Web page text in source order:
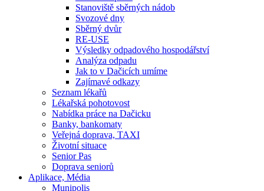
Stanoviště sběrných nádob
Svozové dny
Sběrný dvůr
RE-USE
Výsledky odpadového hospodářství
Analýza odpadu
Jak to v Dačicích umíme
Zajímavé odkazy
Seznam lékařů
Lékařská pohotovost
Nabídka práce na Dačicku
Banky, bankomaty
Veřejná doprava, TAXI
Životní situace
Senior Pas
Doprava seniorů
Aplikace, Média
Munipolis